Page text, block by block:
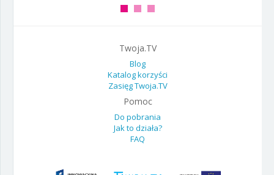
Twoja.TV
Blog
Katalog korzyści
Zasięg Twoja.TV
Pomoc
Do pobrania
Jak to działa?
FAQ